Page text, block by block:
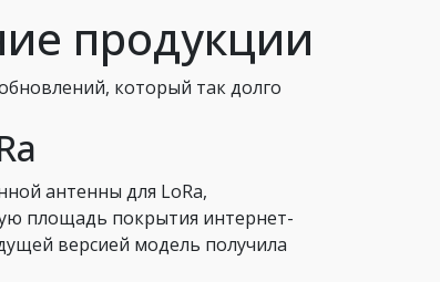
продукции
который так долго
антенны для LoRa,
площадь покрытия интернет-
версией модель получила